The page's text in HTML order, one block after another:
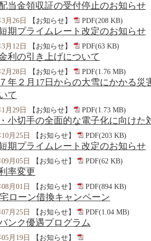
当金領収証の受付停止のお知らせ
月26日 【お知らせ】 PDF(208 KB)
期プライムレート改定のお知らせ
月12日 【お知らせ】 PDF(63 KB)
利の引き上げについて
月28日 【お知らせ】 PDF(1.76 MB)
年２月17日からの大雪にかかる災
て
月29日 【お知らせ】 PDF(1.73 MB)
小切手の全面的な電子化に向けた
月25日 【お知らせ】 PDF(203 KB)
期プライムレート改定のお知らせ
月05日 【お知らせ】 PDF(62 KB)
率変更
月01日 【お知らせ】 PDF(894 KB)
ローン借換キャンペーン
月25日 【お知らせ】 PDF(1.04 MB)
ンク優遇プログラム
月19日 【お知らせ】